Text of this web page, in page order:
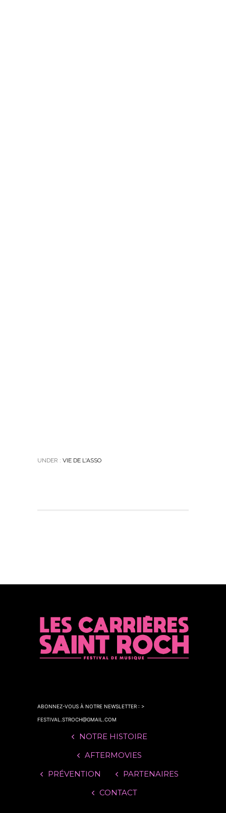
UNDER : VIE DE L'ASSO
ABONNEZ-VOUS À NOTRE NEWSLETTER : >
FESTIVAL.STROCH@GMAIL.COM
NOTRE HISTOIRE
AFTERMOVIES
PRÉVENTION
PARTENAIRES
CONTACT